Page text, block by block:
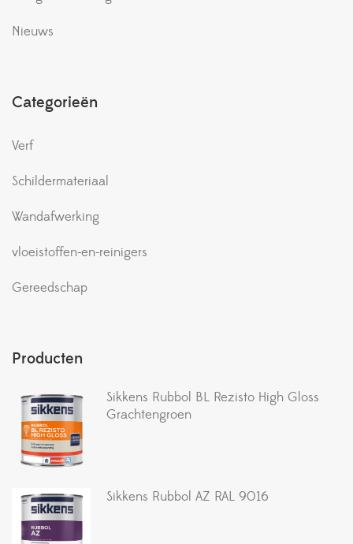
Nieuws
Categorieën
Verf
Schildermateriaal
Wandafwerking
vloeistoffen-en-reinigers
Gereedschap
Producten
Sikkens Rubbol BL Rezisto High Gloss
Grachtengroen
Sikkens Rubbol AZ RAL 9016